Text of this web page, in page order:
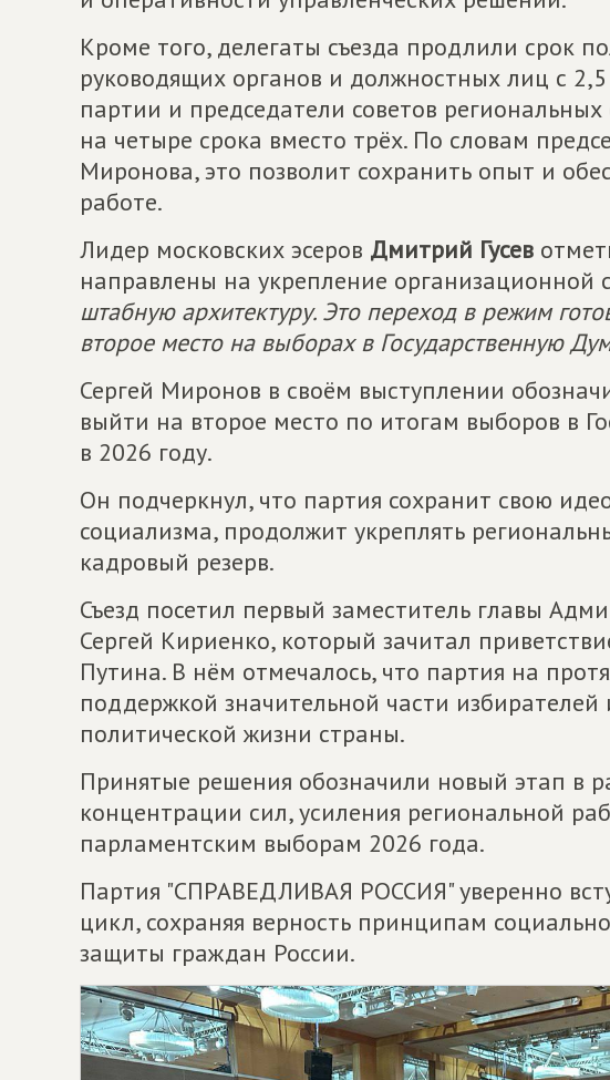
Кроме того, делегаты съезда продлили срок
руководящих органов и должностных лиц с
партии и председатели советов
на четыре срока вместо трёх. По словам
Миронова, это позволит сохранить опыт и
работе.
Лидер московских эсеров Дмитрий Гусев
направлены на укрепление организационной
штабную архитектуру. Это переход в режим
второе место на выборах в Государственную
Сергей Миронов в своём выступлении
выйти на второе место по итогам выборов в
в 2026 году.
Он подчеркнул, что партия сохранит свою
социализма, продолжит укреплять
кадровый резерв.
Съезд посетил первый заместитель главы
Сергей Кириенко, который зачитал
Путина. В нём отмечалось, что партия на
поддержкой значительной части избирателей
политической жизни страны.
Принятые решения обозначили новый этап в
концентрации сил, усиления региональной
парламентским выборам 2026 года.
Партия "СПРАВЕДЛИВАЯ РОССИЯ" уверенно
цикл, сохраняя верность принципам
защиты граждан России.